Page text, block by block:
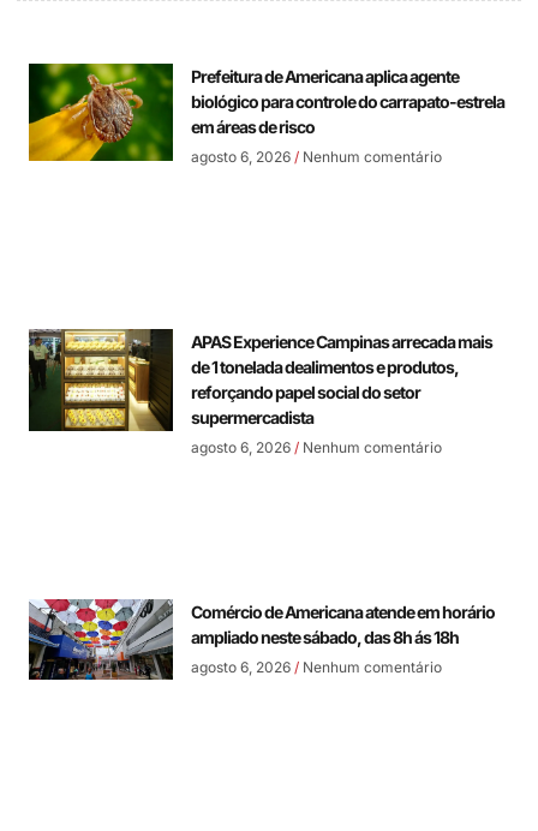
Prefeitura de Americana aplica agente
biológico para controle do carrapato-estrela
em áreas de risco
agosto 6, 2026 Nenhum comentário
APAS Experience Campinas arrecada mais
de 1 tonelada dealimentos e produtos,
reforçando papel social do setor
supermercadista
agosto 6, 2026 Nenhum comentário
Comércio de Americana atende em horário
ampliado neste sábado, das 8h ás 18h
agosto 6, 2026 Nenhum comentário